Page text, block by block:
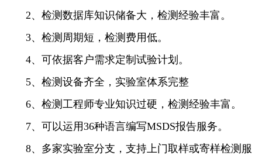
2、检测数据库知识储备大，检测经验丰富。
3、检测周期短，检测费用低。
4、可依据客户需求定制试验计划。
5、检测设备齐全，实验室体系完整
6、检测工程师专业知识过硬，检测经验丰富。
7、可以运用36种语言编写MSDS报告服务。
8、多家实验室分支，支持上门取样或寄样检测服